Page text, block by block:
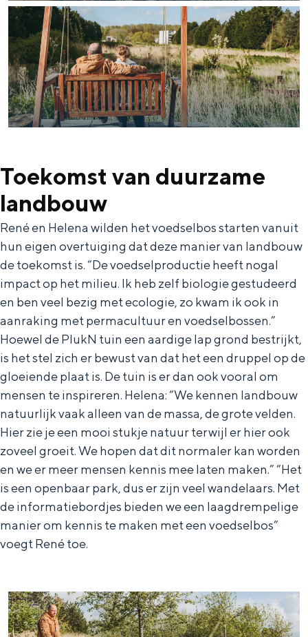
e
e
r
t
a
a
u
i
d
i
g
t
a
a
l
:
e
d
e
r
l
d
s
t
h
e
E
n
g
s
p
a
g
n
S
i
e
z
u
e
t
s
c
e
n
S
e
e
Toekomst van duurzame
landbouw
René en Helena wilden het voedselbos starten vanuit
hun eigen overtuiging dat deze manier van landbouw
de toekomst is. “De voedselproductie heeft nogal
impact op het milieu. Ik heb zelf biologie gestudeerd
en ben veel bezig met ecologie, zo kwam ik ook in
aanraking met permacultuur en voedselbossen.”
Hoewel de PlukN tuin een aardige lap grond bestrijkt,
is het stel zich er bewust van dat het een druppel op de
gloeiende plaat is. De tuin is er dan ook vooral om
mensen te inspireren. Helena: “We kennen landbouw
natuurlijk vaak alleen van de massa, de grote velden.
Hier zie je een mooi stukje natuur terwijl er hier ook
zoveel groeit. We hopen dat dit normaler kan worden
en we er meer mensen kennis mee laten maken.” “Het
is een openbaar park, dus er zijn veel wandelaars. Met
de informatiebordjes bieden we een laagdrempelige
manier om kennis te maken met een voedselbos”
voegt René toe.